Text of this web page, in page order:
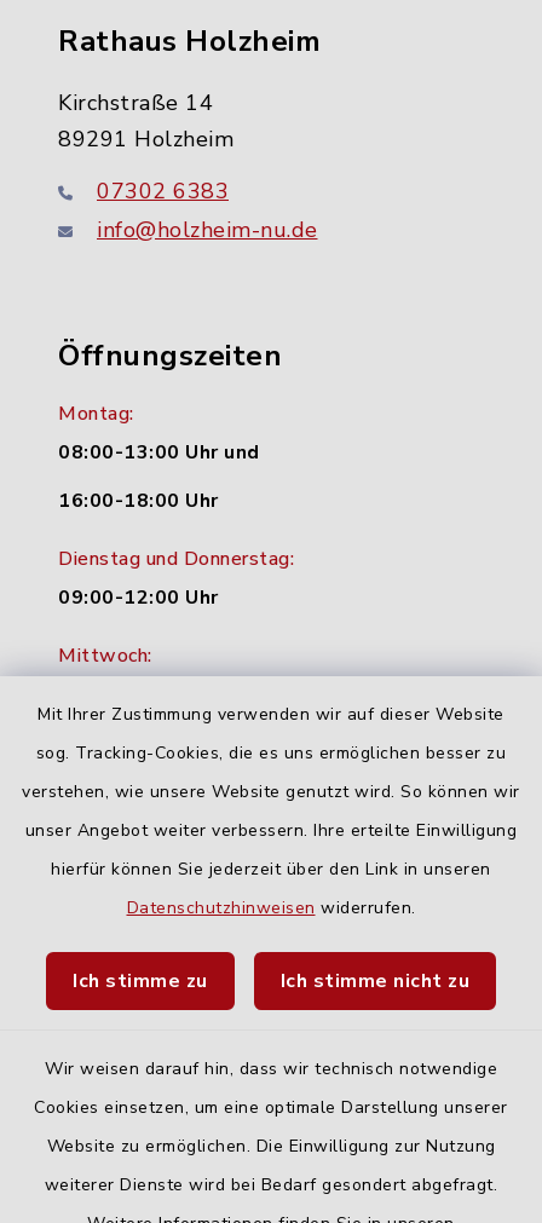
Mit Ihrer Zustimmung verwenden wir auf dieser Website
sog. Tracking-Cookies, die es uns ermöglichen besser zu
verstehen, wie unsere Website genutzt wird. So können wir
unser Angebot weiter verbessern. Ihre erteilte Einwilligung
hierfür können Sie jederzeit über den Link in unseren
Datenschutzhinweisen widerrufen.
Ich stimme zu Ich stimme nicht zu
Wir weisen darauf hin, dass wir technisch notwendige
Cookies einsetzen, um eine optimale Darstellung unserer
Website zu ermöglichen. Die Einwilligung zur Nutzung
weiterer Dienste wird bei Bedarf gesondert abgefragt.
Rathaus Holzheim
Kirchstraße 14
89291 Holzheim
07302 6383
info@holzheim-nu.de
Öffnungszeiten
Montag:
08:00-13:00 Uhr und
16:00-18:00 Uhr
Dienstag und Donnerstag:
09:00-12:00 Uhr
Mittwoch:
Freitag:
geschlossen
Quicklinks
Fahrplanauskunft DING